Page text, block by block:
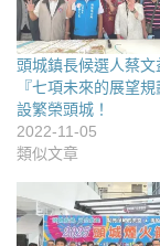
頭城鎮長候選人蔡文
『七項未來的展望
設繁榮頭城！
2022-11-05
類似文章